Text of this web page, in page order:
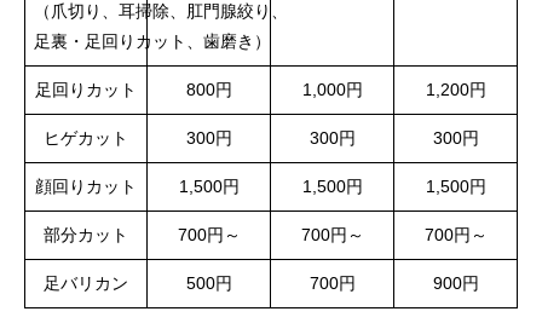
（爪切り、耳掃除、肛門腺絞り、
足裏・足回りカット、歯磨き）
足回りカット 800円 1,000円 1,200円
ヒゲカット 300円 300円 300円
顔回りカット 1,500円 1,500円 1,500円
部分カット 700円～ 700円～ 700円～
足バリカン 500円 700円 900円